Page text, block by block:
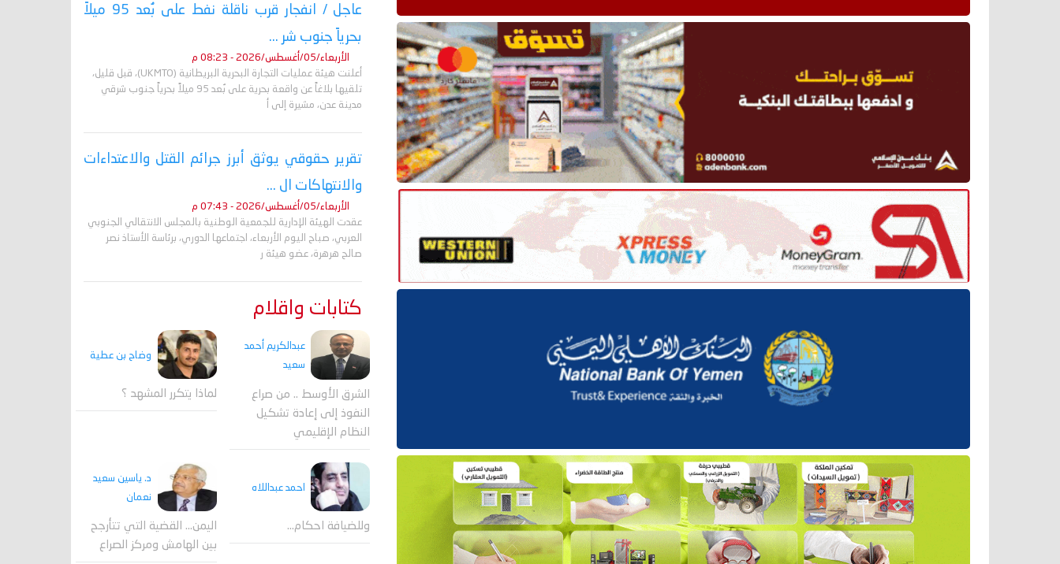
عاجل / انفجار قرب ناقلة نفط على بُعد 95 ميلاً
بحرياً جنوب شر ...
الأربعاء/05/أغسطس/2026 - 08:23 م
أعلنت هيئة عمليات التجارة البحرية البريطانية (UKMTO)، قبل قليل،
تلقيها بلاغاً عن واقعة بحرية على بُعد 95 ميلاً بحرياً جنوب شرقي
مدينة عدن، مشيرة إلى أ
تقرير حقوقي يوثق أبرز جرائم القتل والاعتداءات
والانتهاكات ال ...
الأربعاء/05/أغسطس/2026 - 07:43 م
عقدت الهيئة الإدارية للجمعية الوطنية بالمجلس الانتقالي الجنوبي
العربي، صباح اليوم الأربعاء، اجتماعها الدوري، برئاسة الأستاذ نصر
صالح هرهرة، عضو هيئة ر
كتابات واقلام
عبدالكريم أحمد
سعيد
الشرق الأوسط .. من صراع
النفوذ إلى إعادة تشكيل
النظام الإقليمي
وضاح بن عطية
لماذا يتكرر المشهد ؟
احمد عبداللاه
وللضيافة احكام…
د. ياسين سعيد
نعمان
اليمن… القضية التي تتأرجح
بين الهامش ومركز الصراع